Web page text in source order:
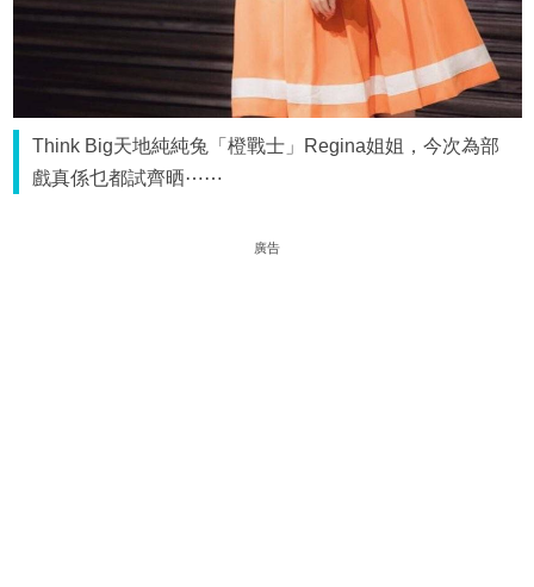
Think Big天地純純兔「橙戰士」Regina姐姐，今次為部
戲真係乜都試齊晒⋯⋯
廣告